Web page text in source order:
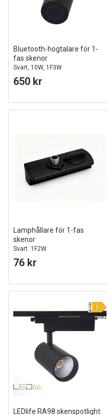
Bluetooth-högtalare för 1-
fas skenor
Svart, 10W, 1F3W
650 kr
Lamphållare för 1-fas
skenor
Svart. 1F2W
76 kr
Produktdatablad
LEDlife RA98 skenspotlight